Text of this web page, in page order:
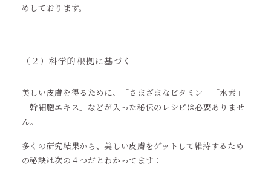
めしております。
（２）科学的根拠に基づく
美しい皮膚を得るために、「さまざまなビタミン」「水素」
「幹細胞エキス」などが入った秘伝のレシピは必要ありませ
ん。
多くの研究結果から、美しい皮膚をゲットして維持するため
の秘訣は次の４つだとわかってます：